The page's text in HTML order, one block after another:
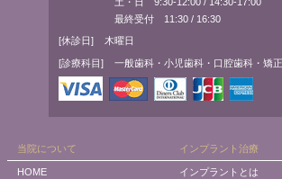
最終受付 11:30 / 16:30
[休診日] 木曜日
[診療科目] 一般歯科・小児歯科・口腔歯科・矯
当院について
HOME
インプラント治療
インプラントとは